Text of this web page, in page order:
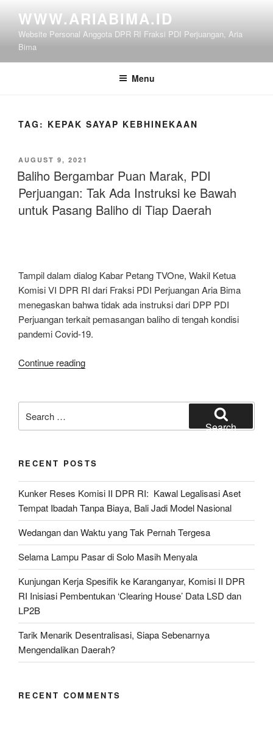
content
WWW.ARIABIMA.ID
Website Personal Anggota DPR RI Fraksi PDI Perjuangan, Aria
Bima
Menu
TAG: KEPAK SAYAP KEBHINEKAAN
POSTED
ON
AUGUST 9, 2021
Baliho Bergambar Puan Marak, PDI
Perjuangan: Tak Ada Instruksi ke Bawah
untuk Pasang Baliho di Tiap Daerah
Tampil dalam dialog Kabar Petang TVOne, Wakil Ketua
Komisi VI DPR RI dari Fraksi PDI Perjuangan Aria Bima
menegaskan bahwa tidak ada instruksi dari DPP PDI
Perjuangan terkait pemasangan baliho di tengah kondisi
pandemi Covid-19.
Continue reading“Baliho
Marak,
Perjuangan:
Ada
Instruksi
ke
Bawah
untuk
Pasang
Baliho
di
Tiap
Daerah”
for:
Search
RECENT POSTS
Kunker Reses Komisi II DPR RI: Kawal Legalisasi Aset
Tempat Ibadah Tanpa Biaya, Bali Jadi Model Nasional
Wedangan dan Waktu yang Tak Pernah Tergesa
Selama Lampu Pasar di Solo Masih Menyala
Kunjungan Kerja Spesifik ke Karanganyar, Komisi II DPR
RI Inisiasi Pembentukan ‘Clearing House’ Data LSD dan
LP2B
Tarik Menarik Desentralisasi, Siapa Sebenarnya
Mengendalikan Daerah?
RECENT COMMENTS